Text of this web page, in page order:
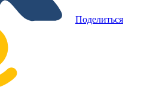
Поделиться